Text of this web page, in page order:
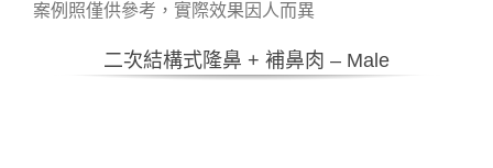
案例照僅供參考，實際效果因人而異
二次結構式隆鼻 + 補鼻肉 – Male